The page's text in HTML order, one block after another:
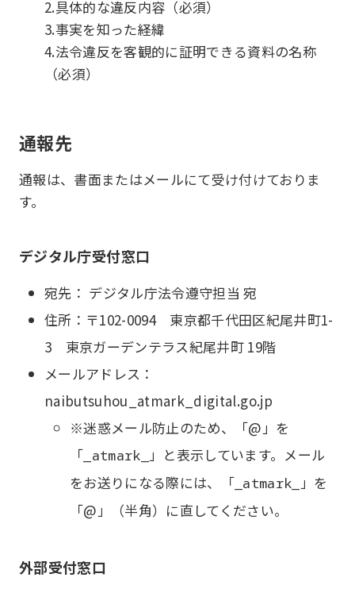
2.具体的な違反内容（必須）
3.事実を知った経緯
4.法令違反を客観的に証明できる資料の名称
（必須）
通報先
通報は、書面またはメールにて受け付けておりま
す。
デジタル庁受付窓口
宛先： デジタル庁法令遵守担当 宛
住所：〒102-0094 東京都千代田区紀尾井町1-
3 東京ガーデンテラス紀尾井町 19階
メールアドレス：
naibutsuhou_atmark_digital.go.jp
※迷惑メール防止のため、「@」を
「 _atmark_ 」と表示しています。メール
をお送りになる際には、「 _atmark_ 」を
「@」（半角）に直してください。
外部受付窓口